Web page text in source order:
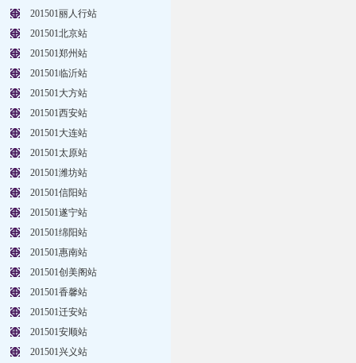
201501丽人行站
201501北京站
201501郑州站
201501临沂站
201501大方站
201501西安站
201501大连站
201501太原站
201501潍坊站
201501信阳站
201501遂宁站
201501绵阳站
201501惠南站
201501创美阁站
201501香馨站
201501迁安站
201501安顺站
201501兴义站